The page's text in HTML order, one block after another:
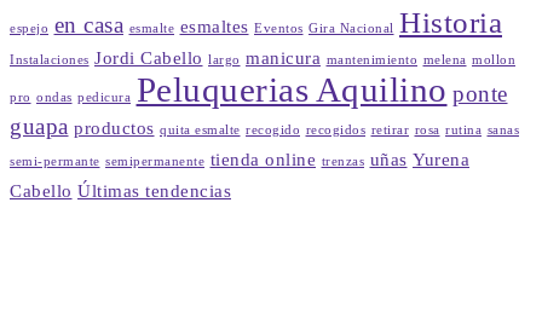
espejo en casa esmalte esmaltes Eventos Gira Nacional Historia
Instalaciones Jordi Cabello largo manicura mantenimiento melena mollon
pro ondas pedicura Peluquerias Aquilino ponte
guapa productos quita esmalte recogido recogidos retirar rosa rutina sanas
semi-permante semipermanente tienda online trenzas uñas Yurena
Cabello Últimas tendencias